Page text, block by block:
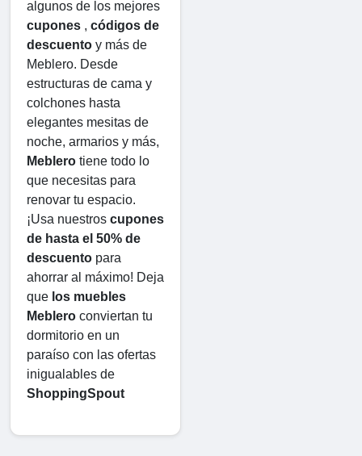
cupones , códigos de
descuento y más de
Meblero. Desde
estructuras de cama y
colchones hasta
elegantes mesitas de
Meblero tiene todo lo
que necesitas para
renovar tu espacio.
¡Usa nuestros cupones
de hasta el 50% de
descuento para
ahorrar al máximo! Deja
que los muebles
Meblero conviertan tu
dormitorio en un
paraíso con las ofertas
ShoppingSpout